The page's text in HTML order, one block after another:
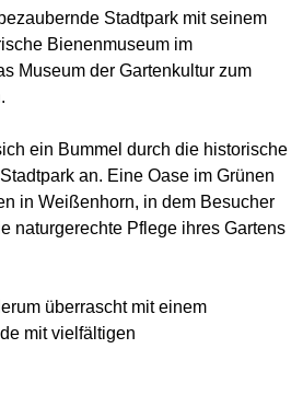
Stadtpark mit seinem
Bienenmuseum im
Museum der Gartenkultur zum
ein Bummel durch die historische
an. Eine Oase im Grünen
in Weißenhorn, in dem Besucher
naturgerechte Pflege ihres Gartens
überrascht mit einem
mit vielfältigen